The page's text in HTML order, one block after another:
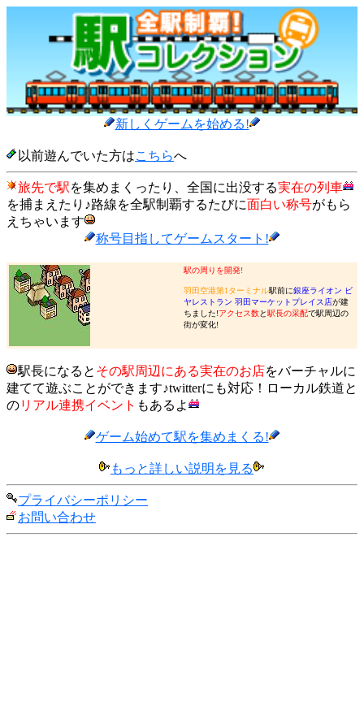
新しくゲームを始める!
以前遊んでいた方はこちらへ
旅先で駅を集めまくったり、全国に出没する実在の列車
を捕まえたり♪路線を全駅制覇するたびに面白い称号がもら
えちゃいます
称号目指してゲームスタート!
駅の周りを開発!
羽田空港第1ターミナル駅前に銀座ライオン ビ
ヤレストラン 羽田マーケットプレイス店が建
ちました!アクセス数と駅長の采配で駅周辺の
街が変化!
駅長になると その駅周辺にある実在のお店をバーチャルに
建てて遊ぶことができます♪twitterにも対応！ローカル鉄道と
のリアル連携イベント もあるよ
ゲーム始めて駅を集めまくる!
もっと詳しい説明を見る
プライバシーポリシー
お問い合わせ